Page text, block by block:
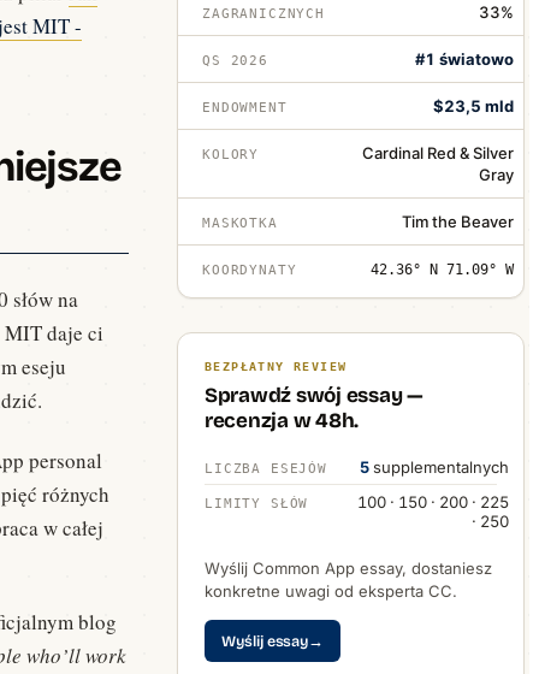
ZAGRANICZNYCH 33%
QS 2026 #1 światowo
ENDOWMENT $23,5 mld
KOLORY
Cardinal Red & Silver
Gray
MASKOTKA Tim the Beaver
KOORDYNATY 42.36° N 71.09° W
BEZPŁATNY REVIEW
Sprawdź swój essay —
recenzja w 48h.
LICZBA ESEJÓW 5supplementalnych
LIMITY SŁÓW
100 · 150 · 200 · 225
· 250
Wyślij Common App essay, dostaniesz
konkretne uwagi od eksperta CC.
Wyślij essay→
MIT -
słów na
MIT daje ci
eseju
personal
pięć różnych
w całej
blog
who’ll work